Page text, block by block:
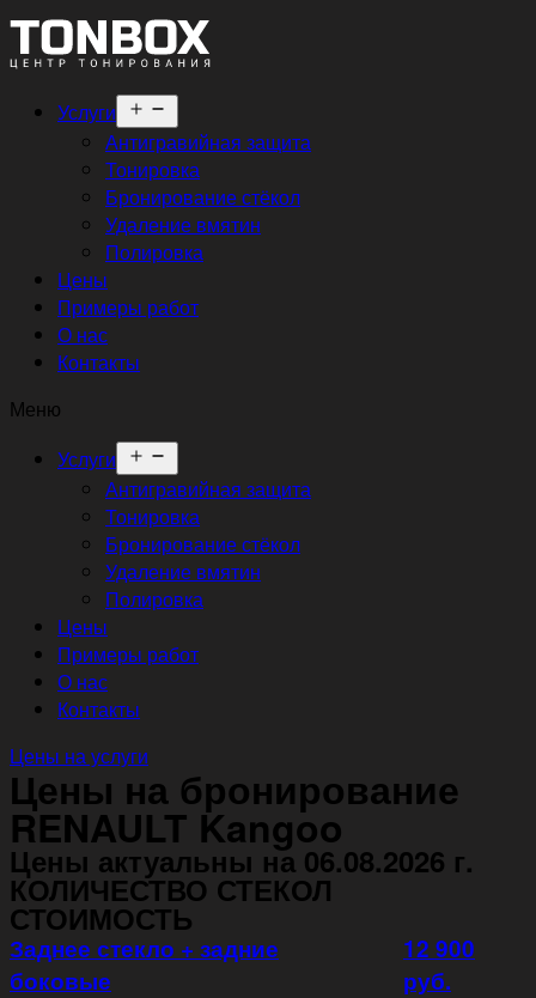
Услуги
меню
Антигравийная защита
Тонировка
Бронирование стёкол
Удаление вмятин
Полировка
Цены
Примеры работ
О нас
Контакты
Меню
Услуги
меню
Антигравийная защита
Тонировка
Бронирование стёкол
Удаление вмятин
Полировка
Цены
Примеры работ
О нас
Контакты
Цены на услуги
Цены на бронирование
RENAULT Kangoo
Цены актуальны на 06.08.2026 г.
КОЛИЧЕСТВО СТЕКОЛ
СТОИМОСТЬ
Заднее стекло + задние
боковые
12 900
руб.